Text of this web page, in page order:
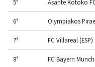
5° Asante Kotoko
6° Olympiakos
7° FC Villareal (ESP)
8° FC Bayern